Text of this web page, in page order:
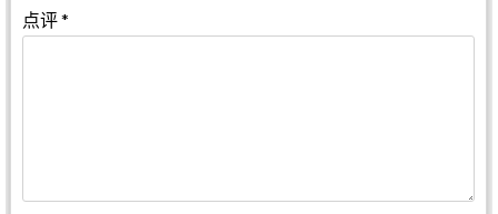
点评*